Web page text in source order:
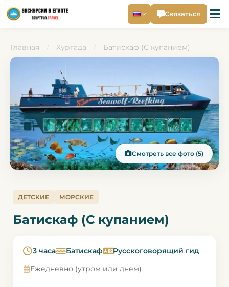
Связаться
Главная Хургада Батискаф (С купанием)
Смотреть все фото (5)
ДЕТСКИЕ МОРСКИЕ
Батискаф (С купанием)
3 часа Батискаф
Русскоговорящий гид
Ежедневно (утром или днем)